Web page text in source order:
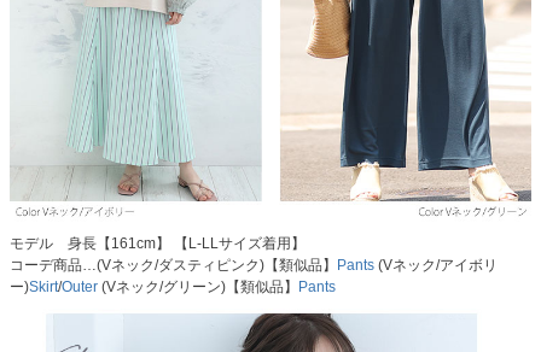
モデル 身長【161cm】 【L-LLサイズ着用】
コーデ商品…(Vネック/ダスティピンク)【類似品】 Pants (Vネック/アイボリ
ー)Skirt/Outer (Vネック/グリーン)【類似品】 Pants